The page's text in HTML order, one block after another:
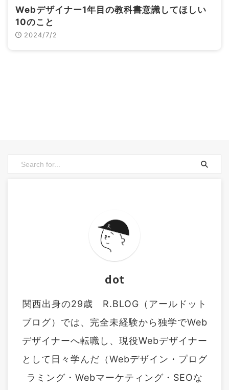
Webデザイナー1年目の教科書意識してほしい
10のこと
2024/7/2
dot
関西出身の29歳 R.BLOG（アールドット
ブログ）では、完全未経験から独学でWeb
デザイナーへ転職し、現役Webデザイナー
として日々学んだ（Webデザイン・プログ
ラミング・Webマーケティング・SEOな